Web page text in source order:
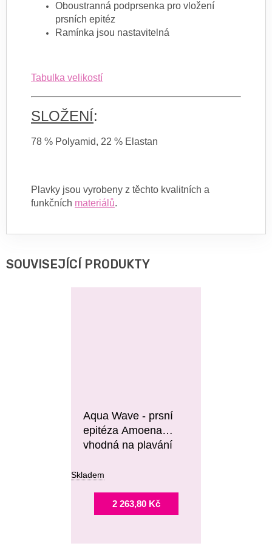
Oboustranná podprsenka pro vložení
prsních epitéz
Ramínka jsou nastavitelná
Tabulka velikostí
SLOŽENÍ:
78 % Polyamid, 22 % Elastan
Plavky jsou vyrobeny z těchto kvalitních a
funkčních materiálů.
SOUVISEJÍCÍ PRODUKTY
Aqua Wave - prsní
epitéza Amoena
vhodná na plavání
Skladem
2 263,80 Kč